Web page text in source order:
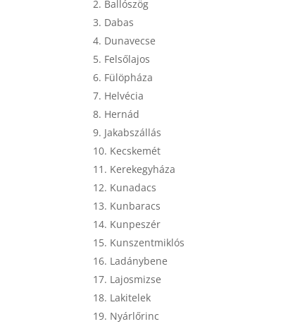
Ballószög
Dabas
Dunavecse
Felsőlajos
Fülöpháza
Helvécia
Hernád
Jakabszállás
Kecskemét
Kerekegyháza
Kunadacs
Kunbaracs
Kunpeszér
Kunszentmiklós
Ladánybene
Lajosmizse
Lakitelek
Nyárlőrinc